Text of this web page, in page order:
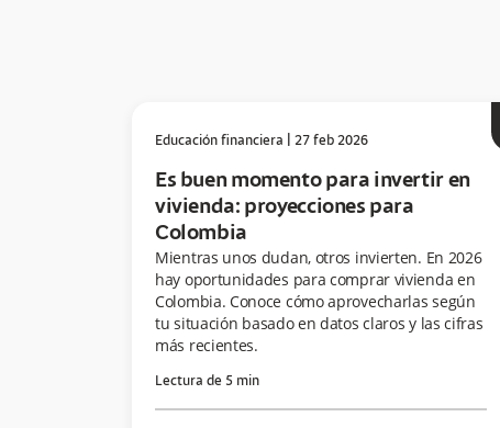
Educación financiera 27 feb 2026
Es buen momento para invertir en
vivienda: proyecciones para
Colombia
Mientras unos dudan, otros invierten. En 2026
hay oportunidades para comprar vivienda en
Colombia. Conoce cómo aprovecharlas según
tu situación basado en datos claros y las cifras
más recientes.
Lectura de 5 min